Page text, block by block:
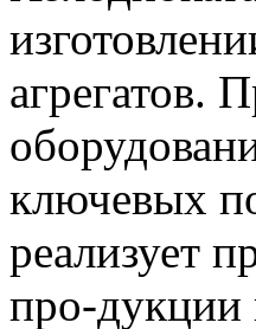
агрегатов.
ключевых
реализует
про-дукции